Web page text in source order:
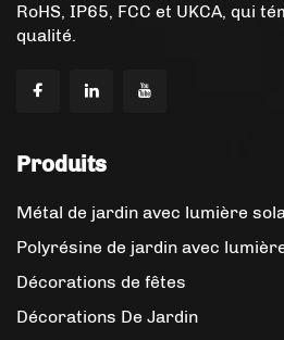
RoHS, IP65, FCC et UKCA, qui
qualité.
Produits
Métal de jardin avec lumière
Polyrésine de jardin avec
Décorations de fêtes
Décorations De Jardin